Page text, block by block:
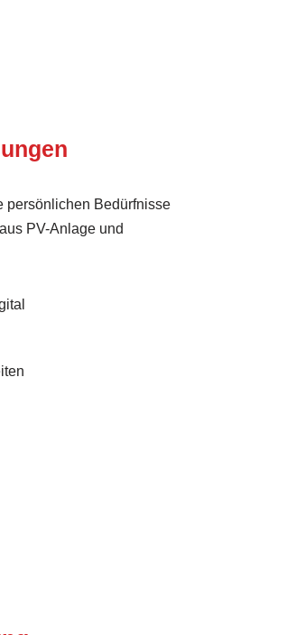
persönlichen Bedürfnisse
PV-Anlage und